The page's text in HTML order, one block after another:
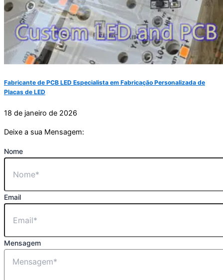
Fabricante de PCB LED Especialista em Fabricação Personalizada de
Placas de LED
18 de janeiro de 2026
Deixe a sua Mensagem:
Nome
Email
Mensagem